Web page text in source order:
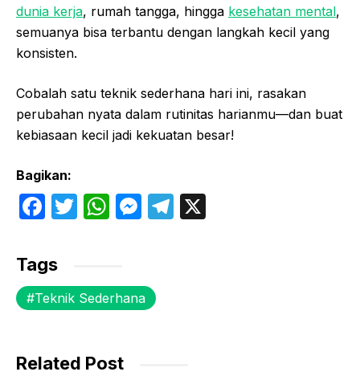
dunia kerja, rumah tangga, hingga kesehatan mental,
semuanya bisa terbantu dengan langkah kecil yang
konsisten.
Cobalah satu teknik sederhana hari ini, rasakan
perubahan nyata dalam rutinitas harianmu—dan buat
kebiasaan kecil jadi kekuatan besar!
Bagikan:
F
c
e
b
o
T
er
W
s
A
p
M
s
e
T
Tags
Teknik Sederhana
Related Post